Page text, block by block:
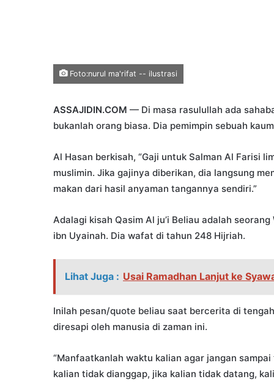
Foto:nurul ma'rifat -- ilustrasi
ASSAJIDIN.COM — Di masa rasulullah ada
bukanlah orang biasa. Dia pemimpin sebuah
Al Hasan berkisah, “Gaji untuk Salman Al Farisi
muslimin. Jika gajinya diberikan, dia langsung
makan dari hasil anyaman tangannya sendiri.”
Adalagi kisah Qasim Al ju’i Beliau adalah
ibn Uyainah. Dia wafat di tahun 248 Hijriah.
Lihat Juga : Usai Ramadhan Lanjut ke
Inilah pesan/quote beliau saat bercerita di
diresapi oleh manusia di zaman ini.
“Manfaatkanlah waktu kalian agar jangan
kalian tidak dianggap, jika kalian tidak datang,